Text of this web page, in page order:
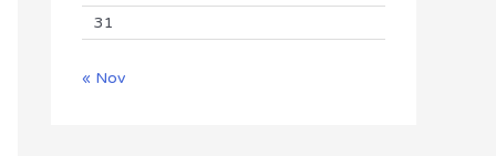
31
« Nov